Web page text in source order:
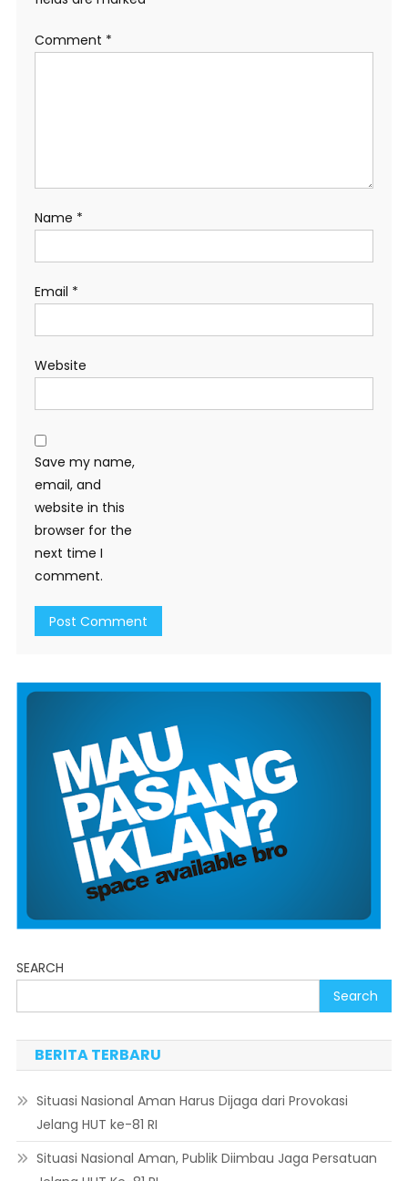
Comment *
Name *
Email *
Website
Save my name,
email, and
website in this
browser for the
next time I
comment.
SEARCH
Search
BERITA TERBARU
Situasi Nasional Aman Harus Dijaga dari Provokasi
Jelang HUT ke-81 RI
Situasi Nasional Aman, Publik Diimbau Jaga Persatuan